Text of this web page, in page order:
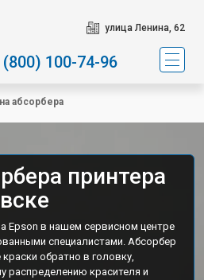
улица Ленина, 62
(800) 100-74-96
абсорбера
принтера
Epson в нашем сервисном центре
специалистами. Абсорбер
обратно в головку,
распределению красителя и